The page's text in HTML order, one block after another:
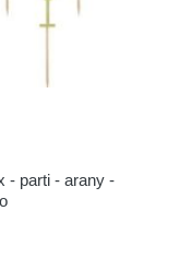
- parti - arany -